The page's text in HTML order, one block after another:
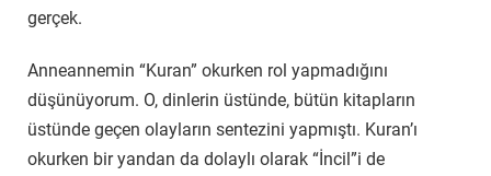
gerçek.
Anneannemin “Kuran” okurken rol yapmadığını
düşünüyorum. O, dinlerin üstünde, bütün kitapların
üstünde geçen olayların sentezini yapmıştı. Kuran’ı
okurken bir yandan da dolaylı olarak “İncil”i de